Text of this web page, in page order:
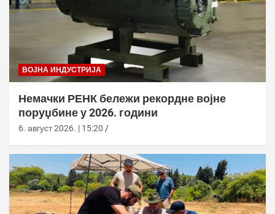
ВОЈНА ИНДУСТРИЈА
Немачки РЕНК бележи рекордне војне
поруџбине у 2026. години
6. август 2026. | 15:20